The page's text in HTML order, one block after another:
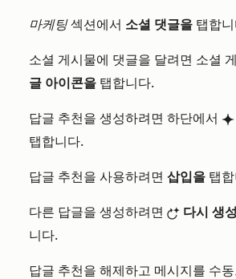
마케팅섹션에서 소셜 댓글을 탭합
소셜 게시물에 댓글을 달려면 소셜
글 아이콘을 탭합니다.
답글 추천을 생성하려면 하단에서 breezeSingleStar
탭합니다.
답글 추천을 사용하려면 삽입을 탭
다른 답글을 생성하려면 breezeRegenerate 다시 생
니다.
답글 추천을 해제하고 메시지를 수